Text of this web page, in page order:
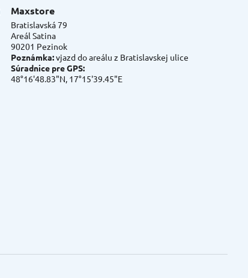
Maxstore
Bratislavská 79
Areál Satina
90201 Pezinok
Poznámka:vjazd do areálu z Bratislavskej ulice
Súradnice pre GPS:
48°16'48.83"N, 17°15'39.45"E